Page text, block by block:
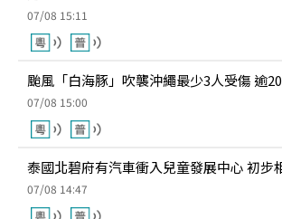
07/08 15:11
颱風「白海豚」吹襲沖繩最少3人受傷 逾
07/08 15:00
泰國北碧府有汽車衝入兒童發展中心 初步
07/08 14:47